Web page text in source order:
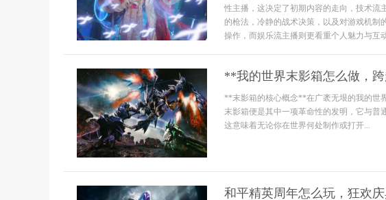
性主播，这决定了初期内容的走向，技术流
的枪法，冷静的战术决策，以及对游戏机制
操作，而娱乐流主播则更看重个人魅力与互
**我的世界末影箱怎么做，
**末影箱的核心概念**在广袤无垠的我的世
末影箱便是其中一项革命性的发明，它与普
这意味着无论你在世界何处制作或打开...
和平精英周年怎么玩，狂欢